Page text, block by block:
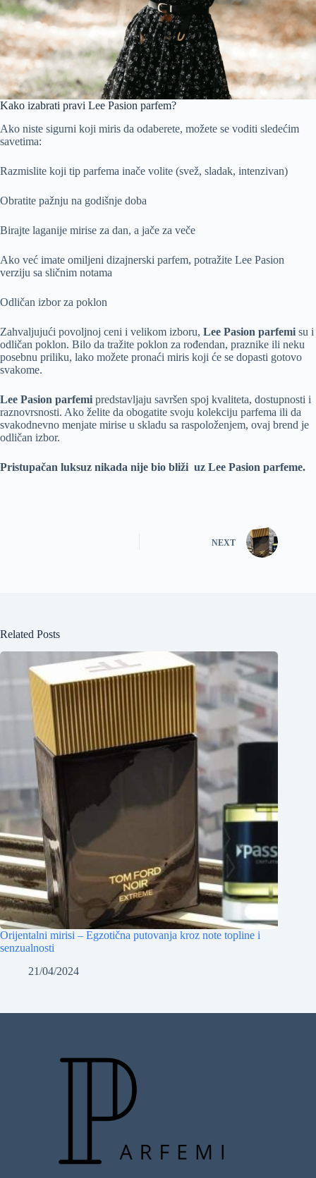
Kako izabrati pravi Lee Pasion parfem?
Ako niste sigurni koji miris da odaberete, možete se voditi sledećim
savetima:
Razmislite koji tip parfema inače volite (svež, sladak, intenzivan)
Obratite pažnju na godišnje doba
Birajte laganije mirise za dan, a jače za veče
Ako već imate omiljeni dizajnerski parfem, potražite Lee Pasion
verziju sa sličnim notama
Odličan izbor za poklon
Zahvaljujući povoljnoj ceni i velikom izboru, Lee Pasion parfemi su i
odličan poklon. Bilo da tražite poklon za rođendan, praznike ili neku
posebnu priliku, lako možete pronaći miris koji će se dopasti gotovo
svakome.
Lee Pasion parfemi predstavljaju savršen spoj kvaliteta, dostupnosti i
raznovrsnosti. Ako želite da obogatite svoju kolekciju parfema ili da
svakodnevno menjate mirise u skladu sa raspoloženjem, ovaj brend je
odličan izbor.
Pristupačan luksuz nikada nije bio bliži uz Lee Pasion parfeme.
NEXT
Related Posts
Orijentalni mirisi – Egzotična putovanja kroz note topline i
senzualnosti
21/04/2024